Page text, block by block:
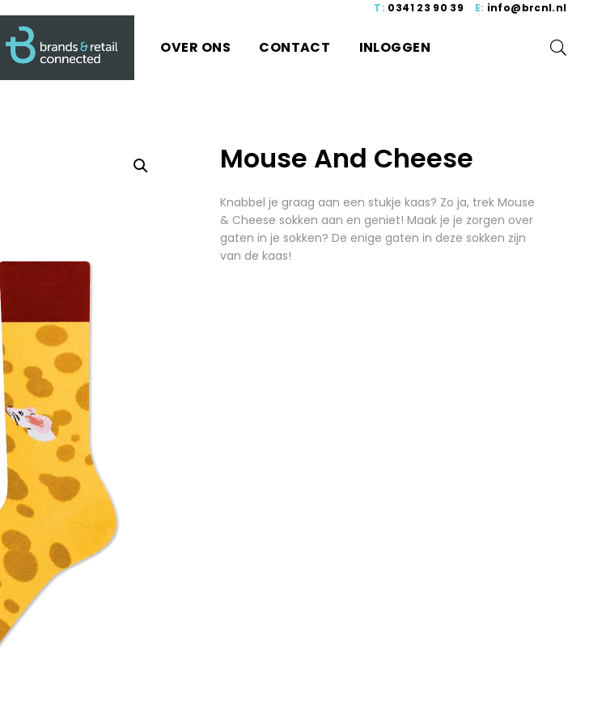
T: 0341 23 90 39 E: info@brcnl.nl
OVER ONS CONTACT INLOGGEN
Mouse And Cheese
Knabbel je graag aan een stukje kaas? Zo ja, trek Mouse
& Cheese sokken aan en geniet! Maak je je zorgen over
gaten in je sokken? De enige gaten in deze sokken zijn
van de kaas!